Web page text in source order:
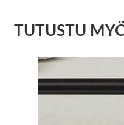
TUTUSTU